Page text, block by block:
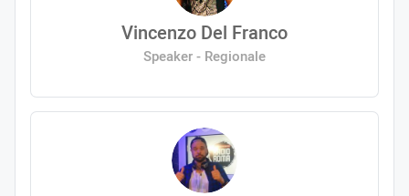
Vincenzo Del Franco
Speaker - Regionale